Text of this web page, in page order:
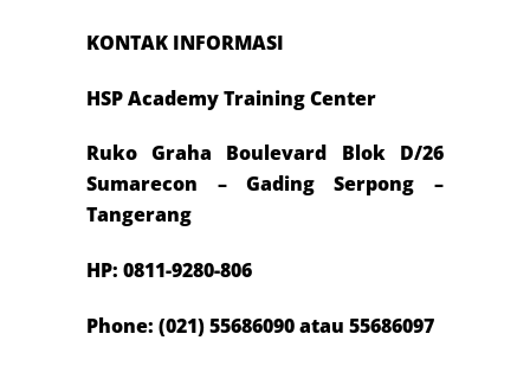
KONTAK INFORMASI
HSP Academy Training Center
Ruko Graha Boulevard Blok D/26
Sumarecon – Gading Serpong –
Tangerang
HP:0811-9280-806
Phone: (021) 55686090 atau 55686097